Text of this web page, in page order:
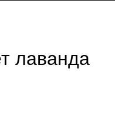
Email
лаванда